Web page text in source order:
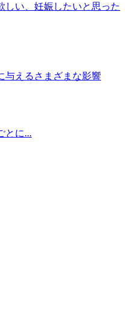
しい、妊娠したいと思った
与えるさまざまな影響
とに...